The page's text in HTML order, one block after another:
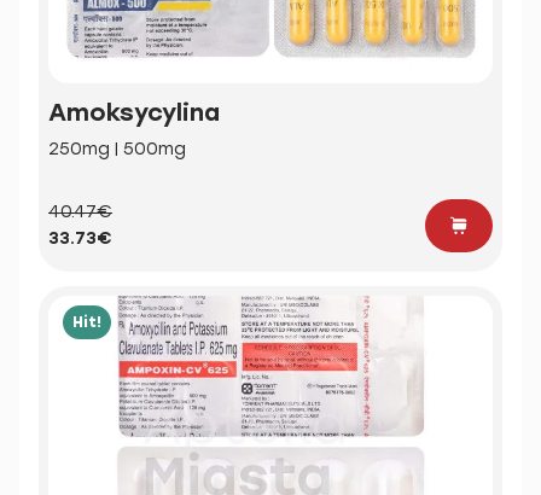
Amoksycylina
250mg | 500mg
40.47€
33.73€
Hit!